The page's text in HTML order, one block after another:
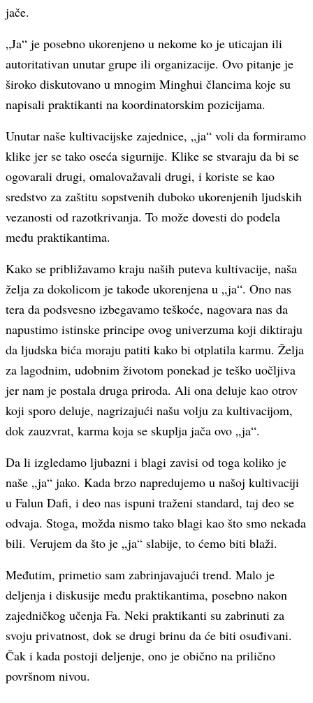
jače.
„Ja“ je posebno ukorenjeno u nekome ko je uticajan ili
autoritativan unutar grupe ili organizacije. Ovo pitanje je
široko diskutovano u mnogim Minghui člancima koje su
napisali praktikanti na koordinatorskim pozicijama.
Unutar naše kultivacijske zajednice, „ja“ voli da formiramo
klike jer se tako oseća sigurnije. Klike se stvaraju da bi se
ogovarali drugi, omalovažavali drugi, i koriste se kao
sredstvo za zaštitu sopstvenih duboko ukorenjenih ljudskih
vezanosti od razotkrivanja. To može dovesti do podela
među praktikantima.
Kako se približavamo kraju naših puteva kultivacije, naša
želja za dokolicom je takođe ukorenjena u „ja“. Ono nas
tera da podsvesno izbegavamo teškoće, nagovara nas da
napustimo istinske principe ovog univerzuma koji diktiraju
da ljudska bića moraju patiti kako bi otplatila karmu. Želja
za lagodnim, udobnim životom ponekad je teško uočljiva
jer nam je postala druga priroda. Ali ona deluje kao otrov
koji sporo deluje, nagrizajući našu volju za kultivacijom,
dok zauzvrat, karma koja se skuplja jača ovo „ja“.
Da li izgledamo ljubazni i blagi zavisi od toga koliko je
naše „ja“ jako. Kada brzo napredujemo u našoj kultivaciji
u Falun Dafi, i deo nas ispuni traženi standard, taj deo se
odvaja. Stoga, možda nismo tako blagi kao što smo nekada
bili. Verujem da što je „ja“ slabije, to ćemo biti blaži.
Međutim, primetio sam zabrinjavajući trend. Malo je
deljenja i diskusije među praktikantima, posebno nakon
zajedničkog učenja Fa. Neki praktikanti su zabrinuti za
svoju privatnost, dok se drugi brinu da će biti osuđivani.
Čak i kada postoji deljenje, ono je obično na prilično
površnom nivou.